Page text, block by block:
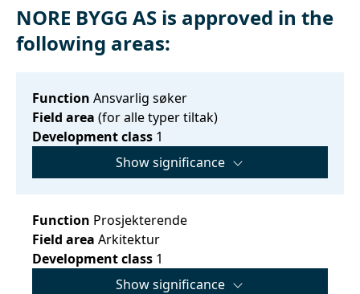
NORE BYGG AS is approved in the
following areas:
Function Ansvarlig søker
Field area (for alle typer tiltak)
Development class 1
Show significance
Function Prosjekterende
Field area Arkitektur
Development class 1
Show significance